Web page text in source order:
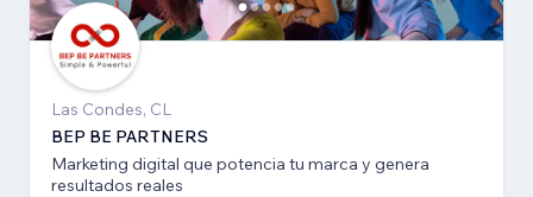
Las Condes, CL
BEP BE PARTNERS
Marketing digital que potencia tu marca y genera
resultados reales